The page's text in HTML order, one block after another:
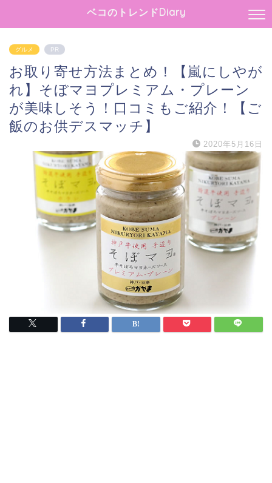
ベコのトレンドDiary
グルメ PR
お取り寄せ方法まとめ！【嵐にしやが
れ】そぼマヨプレミアム・プレーン
が美味しそう！口コミもご紹介！【ご
飯のお供デスマッチ】
2020年5月16日